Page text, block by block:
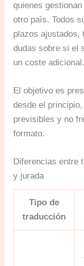
quienes
otro país. Todos
plazos ajustados,
dudas sobre si el
un coste adicional.
El objetivo es
desde el
previsibles y no
formato.
Diferencias entre
y jurada
Tipo de
traducción